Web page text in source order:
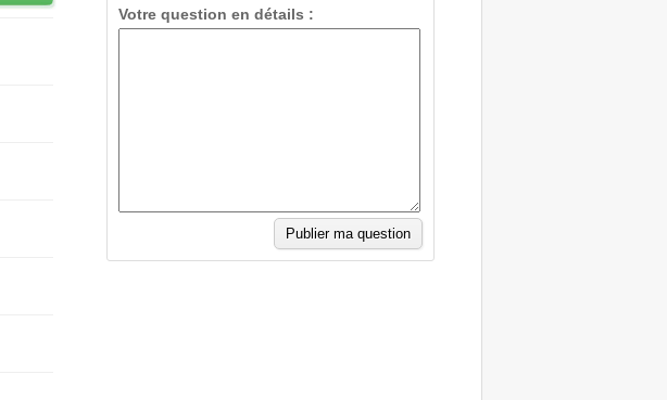
Votre question en détails :